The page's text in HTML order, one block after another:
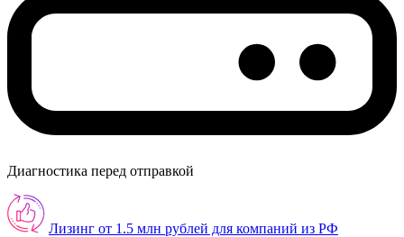
Диагностика перед отправкой
Лизинг от 1.5 млн рублей для компаний из РФ